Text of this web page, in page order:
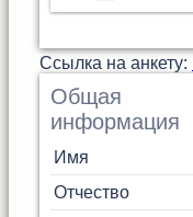
Cсылка на анкету:
Общая
информация
Имя
Отчество